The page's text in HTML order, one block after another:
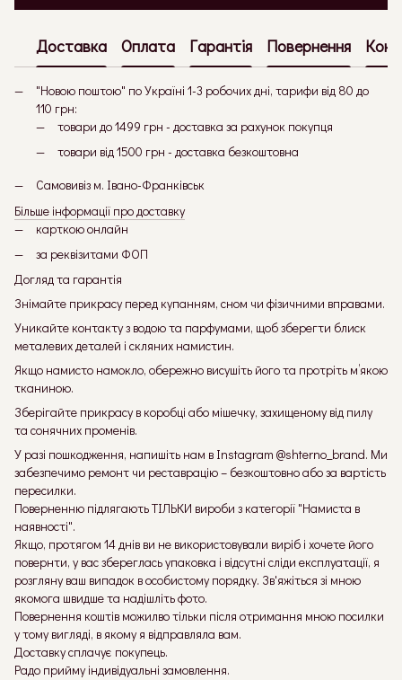
Доставка Оплата Гарантія Повернення
"Новою поштою" по Україні 1-3 робочих дні, тарифи від 80 до
110 грн:
товари до 1499 грн - доставка за рахунок покупця
товари від 1500 грн - доставка безкоштовна
Самовивіз м. Івано-Франківськ
Більше інформації про доставку
карткою онлайн
за реквізитами ФОП
Догляд та гарантія
Знімайте прикрасу перед купанням, сном чи фізичними вправами.
Уникайте контакту з водою та парфумами, щоб зберегти блиск
металевих деталей і скляних намистин.
Якщо намисто намокло, обережно висушіть його та протріть м’якою
тканиною.
Зберігайте прикрасу в коробці або мішечку, захищеному від пилу
та сонячних променів.
У разі пошкодження, напишіть нам в Instagram @shterno_brand. Ми
забезпечимо ремонт чи реставрацію – безкоштовно або за вартість
пересилки.
Поверненню підлягають ТІЛЬКИ вироби з категорії "Намиста в
наявності".
Якщо, протягом 14 днів ви не використовували виріб і хочете його
повернти, у вас збереглась упаковка і відсутні сліди експлуатації, я
розгляну ваш випадок в особистому порядку. Зв'яжіться зі мною
якомога швидше та надішліть фото.
Повернення коштів можилво тільки після отримання мною посилки
у тому вигляді, в якому я відправляла вам.
Доставку сплачує покупець.
Радо прийму індивідуальні замовлення.